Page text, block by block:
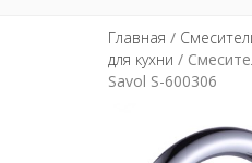
Главная /
для кухни /
Savol S-600306